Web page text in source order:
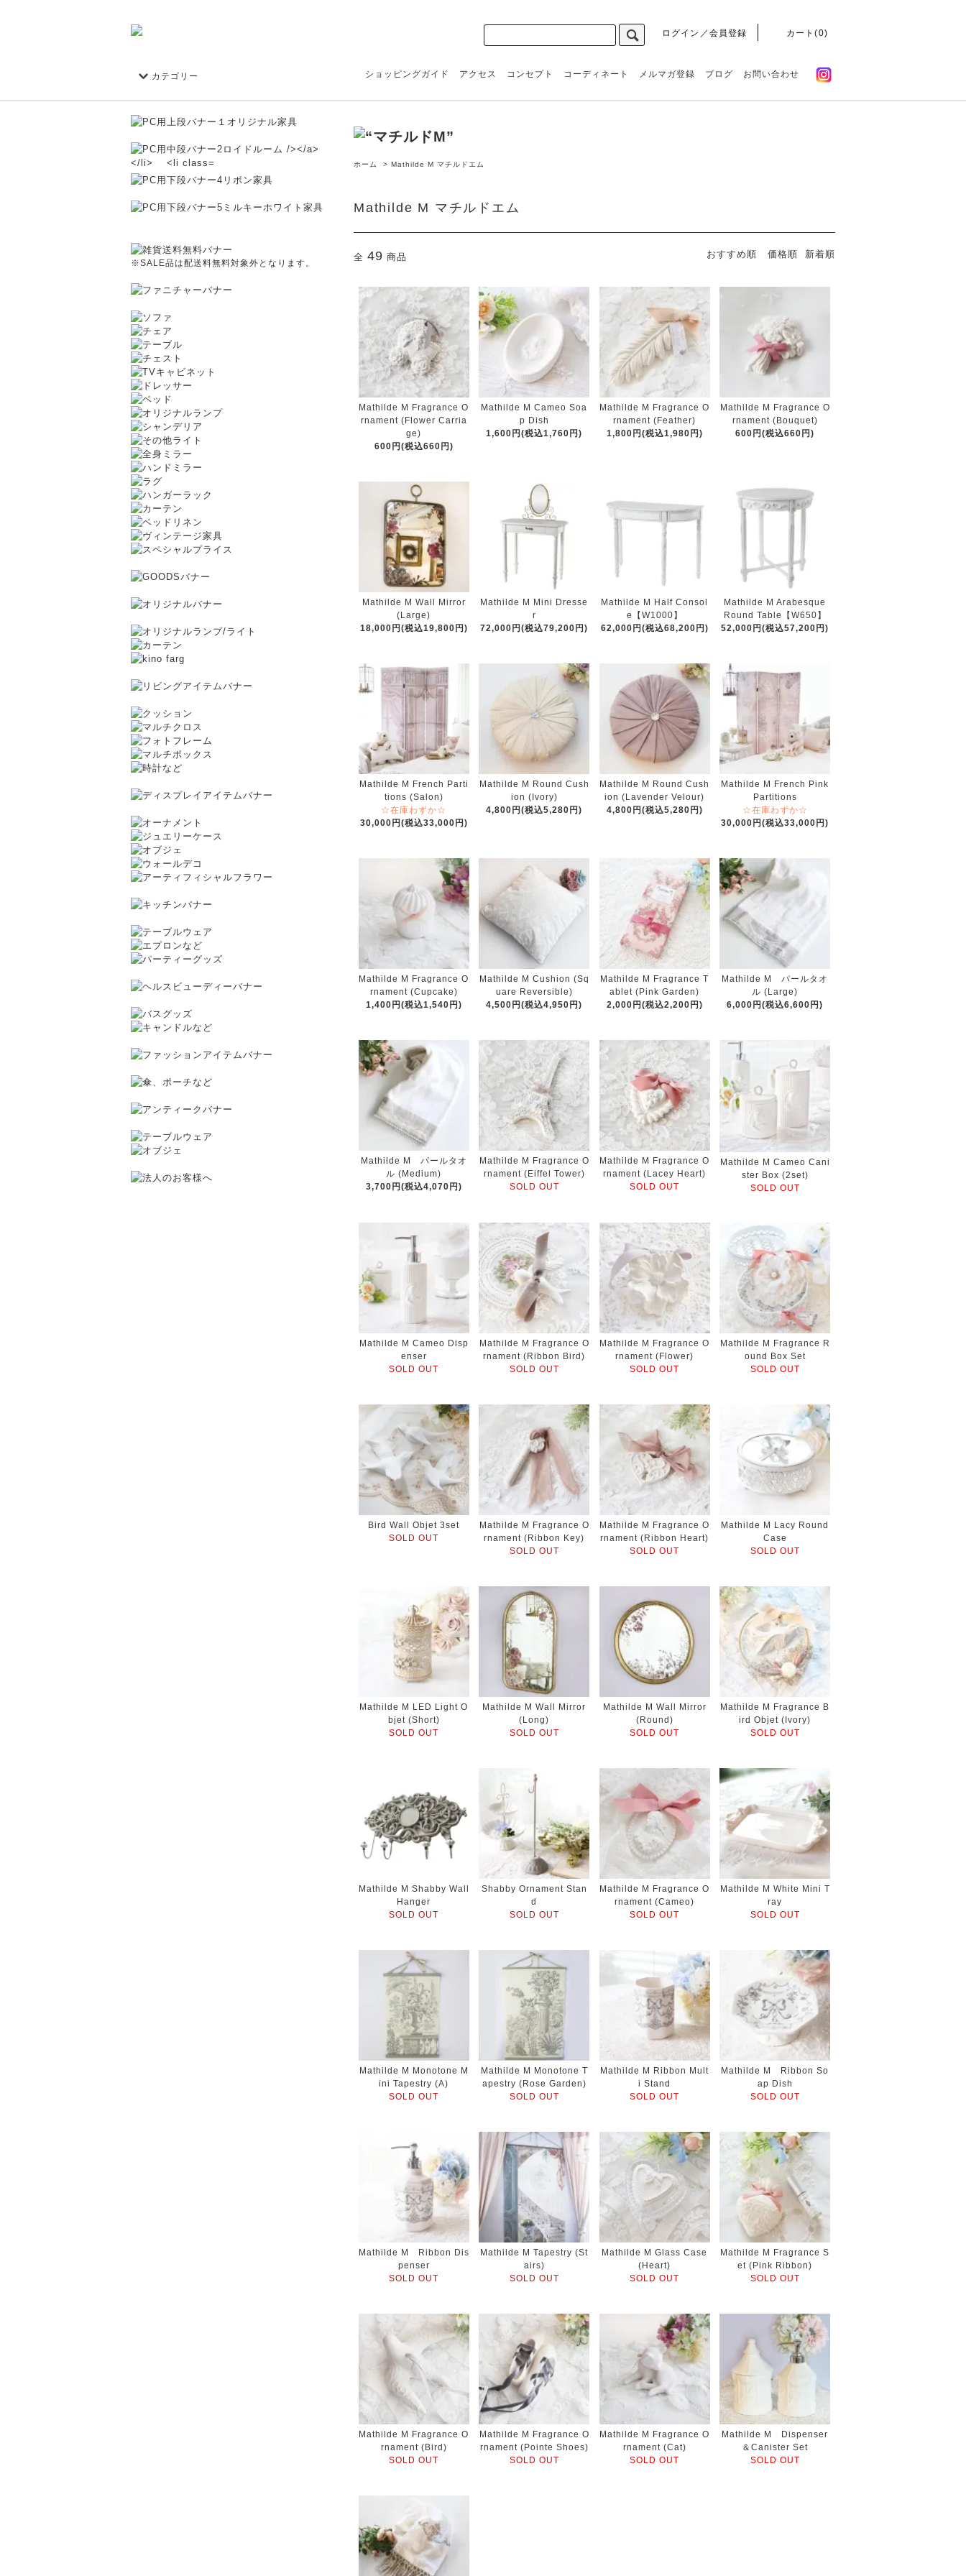
ログイン／会員登録 カート(0)
カテゴリー ショッピングガイド アクセス コンセプト コーディネート メルマガ登録 ブログ お問い合わせ
ホーム > Mathilde M マチルドエム
Mathilde M マチルドエム
全 49 商品 おすすめ順 価格順 新着順
Mathilde M Fragrance O
rnament (Flower Carria
ge)
600円(税込660円)
Mathilde M Cameo Soa
p Dish
1,600円(税込1,760円)
Mathilde M Fragrance O
rnament (Feather)
1,800円(税込1,980円)
Mathilde M Fragrance O
rnament (Bouquet)
600円(税込660円)
Mathilde M Wall Mirror
(Large)
18,000円(税込19,800円)
Mathilde M Mini Dresse
r
72,000円(税込79,200円)
Mathilde M Half Consol
e【W1000】
62,000円(税込68,200円)
Mathilde M Arabesque
Round Table【W650】
52,000円(税込57,200円)
Mathilde M French Parti
tions (Salon)
☆在庫わずか☆
30,000円(税込33,000円)
Mathilde M Round Cush
ion (Ivory)
4,800円(税込5,280円)
Mathilde M Round Cush
ion (Lavender Velour)
4,800円(税込5,280円)
Mathilde M French Pink
Partitions
☆在庫わずか☆
30,000円(税込33,000円)
Mathilde M Fragrance O
rnament (Cupcake)
1,400円(税込1,540円)
Mathilde M Cushion (Sq
uare Reversible)
4,500円(税込4,950円)
Mathilde M Fragrance T
ablet (Pink Garden)
2,000円(税込2,200円)
Mathilde M パールタオ
ル (Large)
6,000円(税込6,600円)
Mathilde M パールタオ
ル (Medium)
3,700円(税込4,070円)
Mathilde M Fragrance O
rnament (Eiffel Tower)
SOLD OUT
Mathilde M Fragrance O
rnament (Lacey Heart)
SOLD OUT
Mathilde M Cameo Cani
ster Box (2set)
SOLD OUT
Mathilde M Cameo Disp
enser
SOLD OUT
Mathilde M Fragrance O
rnament (Ribbon Bird)
SOLD OUT
Mathilde M Fragrance O
rnament (Flower)
SOLD OUT
Mathilde M Fragrance R
ound Box Set
SOLD OUT
Bird Wall Objet 3set
SOLD OUT
Mathilde M Fragrance O
rnament (Ribbon Key)
SOLD OUT
Mathilde M Fragrance O
rnament (Ribbon Heart)
SOLD OUT
Mathilde M Lacy Round
Case
SOLD OUT
Mathilde M LED Light O
bjet (Short)
SOLD OUT
Mathilde M Wall Mirror
(Long)
SOLD OUT
Mathilde M Wall Mirror
(Round)
SOLD OUT
Mathilde M Fragrance B
ird Objet (Ivory)
SOLD OUT
Mathilde M Shabby Wall
Hanger
SOLD OUT
Shabby Ornament Stan
d
SOLD OUT
Mathilde M Fragrance O
rnament (Cameo)
SOLD OUT
Mathilde M White Mini T
ray
SOLD OUT
Mathilde M Monotone M
ini Tapestry (A)
SOLD OUT
Mathilde M Monotone T
apestry (Rose Garden)
SOLD OUT
Mathilde M Ribbon Mult
i Stand
SOLD OUT
Mathilde M Ribbon So
ap Dish
SOLD OUT
Mathilde M Ribbon Dis
penser
SOLD OUT
Mathilde M Tapestry (St
airs)
SOLD OUT
Mathilde M Glass Case
(Heart)
SOLD OUT
Mathilde M Fragrance S
et (Pink Ribbon)
SOLD OUT
Mathilde M Fragrance O
rnament (Bird)
SOLD OUT
Mathilde M Fragrance O
rnament (Pointe Shoes)
SOLD OUT
Mathilde M Fragrance O
rnament (Cat)
SOLD OUT
Mathilde M Dispenser
＆Canister Set
SOLD OUT
※SALE品は配送料無料対象外となります。